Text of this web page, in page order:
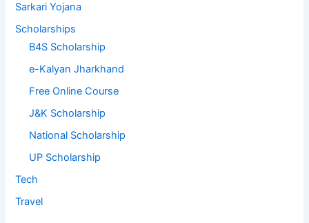
Sarkari Yojana
Scholarships
B4S Scholarship
e-Kalyan Jharkhand
Free Online Course
J&K Scholarship
National Scholarship
UP Scholarship
Tech
Travel